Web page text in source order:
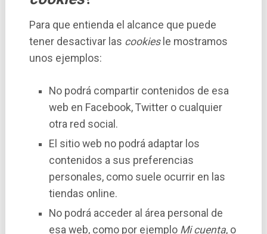
Para que entienda el alcance que puede
tener desactivar las cookiesle mostramos
unos ejemplos:
No podrá compartir contenidos de esa
web en Facebook, Twitter o cualquier
otra red social.
El sitio web no podrá adaptar los
contenidos a sus preferencias
personales, como suele ocurrir en las
tiendas online.
No podrá acceder al área personal de
esa web, como por ejemplo Mi cuenta, o